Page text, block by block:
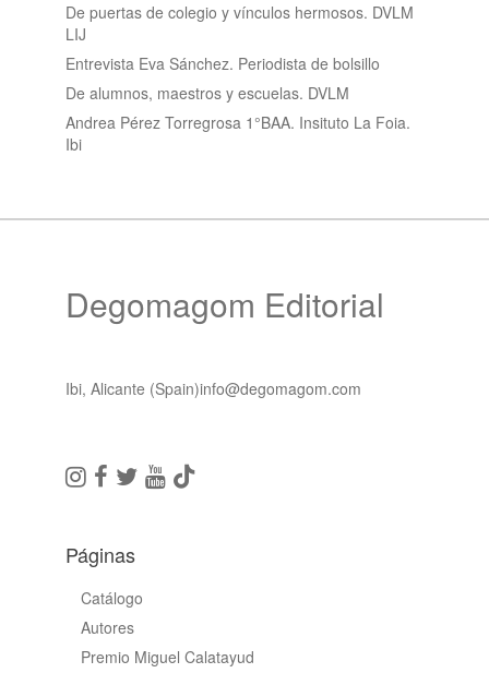
De puertas de colegio y vínculos hermosos. DVLM
LIJ
Entrevista Eva Sánchez. Periodista de bolsillo
De alumnos, maestros y escuelas. DVLM
Andrea Pérez Torregrosa 1°BAA. Insituto La Foia.
Ibi
Degomagom Editorial
Ibi, Alicante (Spain)info@degomagom.com
Páginas
Catálogo
Autores
Premio Miguel Calatayud